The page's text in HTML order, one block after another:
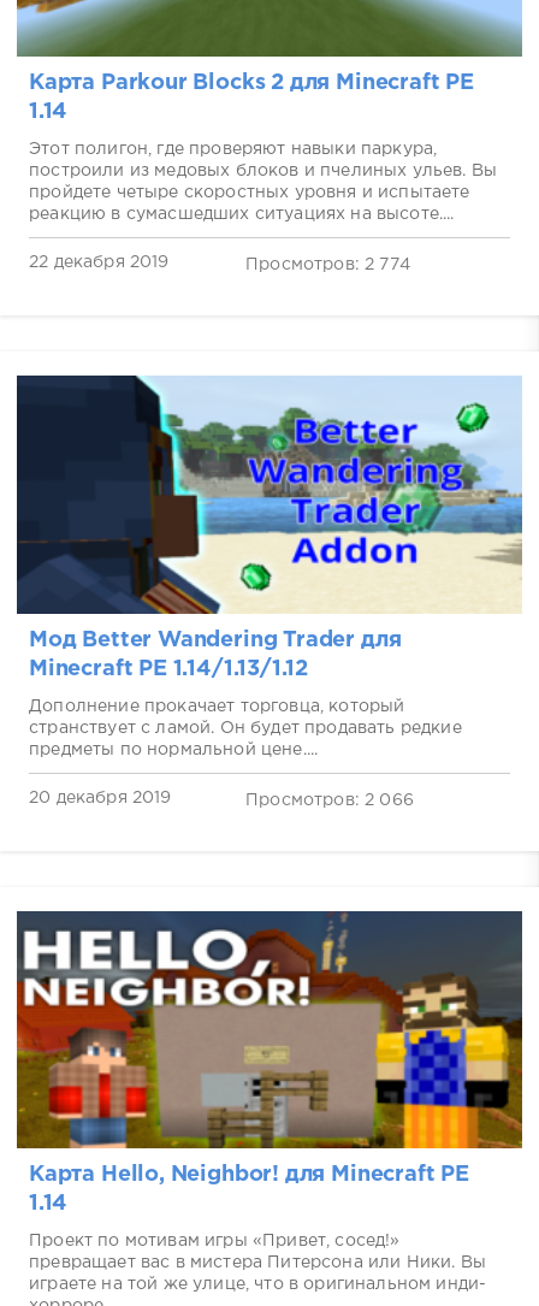
Карта Parkour Blocks 2 для Minecraft PE
1.14
Этот полигон, где проверяют навыки паркура,
построили из медовых блоков и пчелиных ульев. Вы
пройдете четыре скоростных уровня и испытаете
реакцию в сумасшедших ситуациях на высоте....
22 декабря 2019 Просмотров: 2 774
Мод Better Wandering Trader для
Minecraft PE 1.14/1.13/1.12
Дополнение прокачает торговца, который
странствует с ламой. Он будет продавать редкие
предметы по нормальной цене....
20 декабря 2019 Просмотров: 2 066
Карта Hello, Neighbor! для Minecraft PE
1.14
Проект по мотивам игры «Привет, сосед!»
превращает вас в мистера Питерсона или Ники. Вы
играете на той же улице, что в оригинальном инди-